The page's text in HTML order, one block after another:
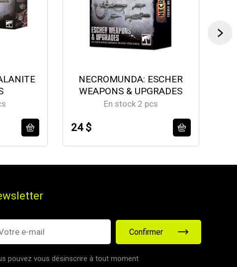
NECROMUNDA: ESCHER
WEAPONS & UPGRADES
En stock 2 pcs
24 $
Confirmer
pouvez vous désinscrire à tout moment